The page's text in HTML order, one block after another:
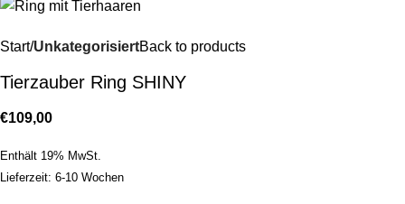
Start UnkategorisiertBack to products
Tierzauber Ring SHINY
€109,00
Enthält 19% MwSt.
Lieferzeit: 6-10 Wochen